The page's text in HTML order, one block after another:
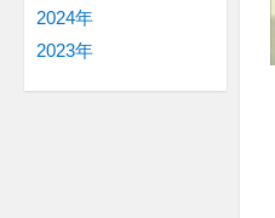
2024年
2023年